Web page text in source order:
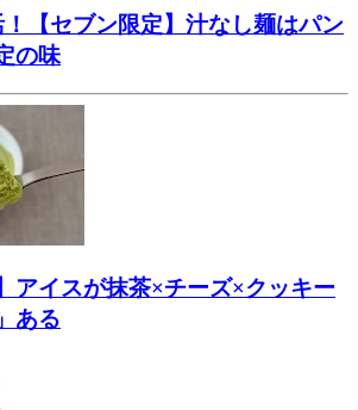
【セブン限定】汁なし麺はパン
の味
アイスが抹茶×チーズ×クッキー
ある